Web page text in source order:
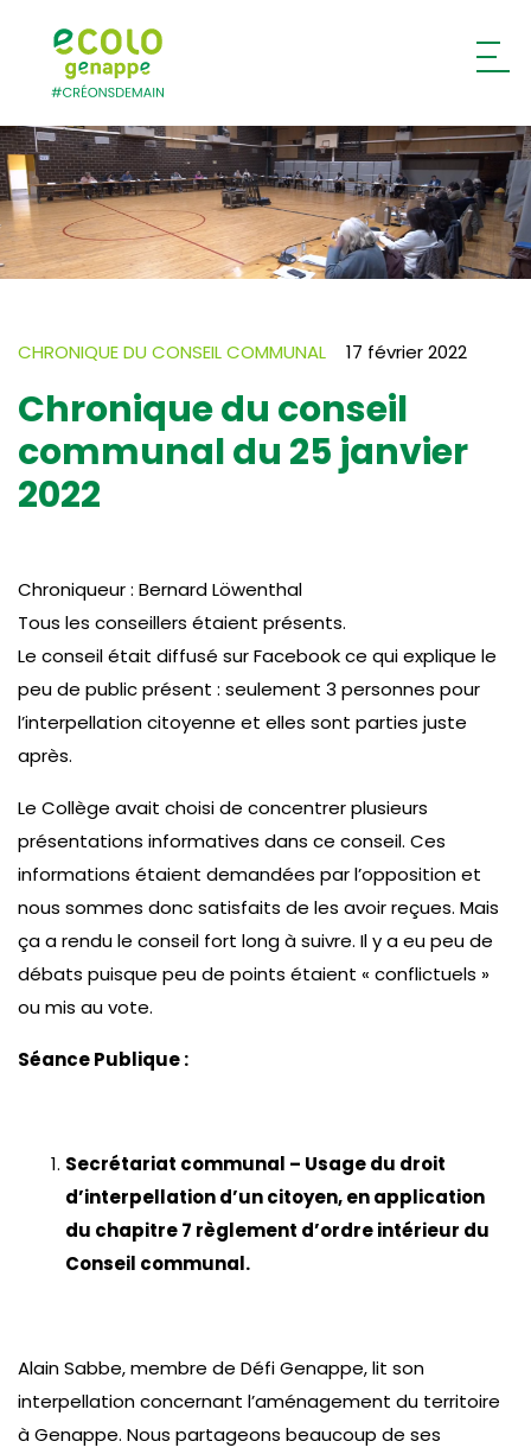
Ecolo – Genappe
CHRONIQUE DU CONSEIL COMMUNAL 17 février 2022
Chronique du conseil
communal du 25 janvier
2022
Chroniqueur : Bernard Löwenthal
Tous les conseillers étaient présents.
Le conseil était diffusé sur Facebook ce qui explique le
peu de public présent : seulement 3 personnes pour
l’interpellation citoyenne et elles sont parties juste
après.
Le Collège avait choisi de concentrer plusieurs
présentations informatives dans ce conseil. Ces
informations étaient demandées par l’opposition et
nous sommes donc satisfaits de les avoir reçues. Mais
ça a rendu le conseil fort long à suivre. Il y a eu peu de
débats puisque peu de points étaient « conflictuels »
ou mis au vote.
Séance Publique :
Secrétariat communal – Usage du droit
d’interpellation d’un citoyen, en application
du chapitre 7 règlement d’ordre intérieur du
Conseil communal.
Alain Sabbe, membre de Défi Genappe, lit son
interpellation concernant l’aménagement du territoire
à Genappe. Nous partageons beaucoup de ses